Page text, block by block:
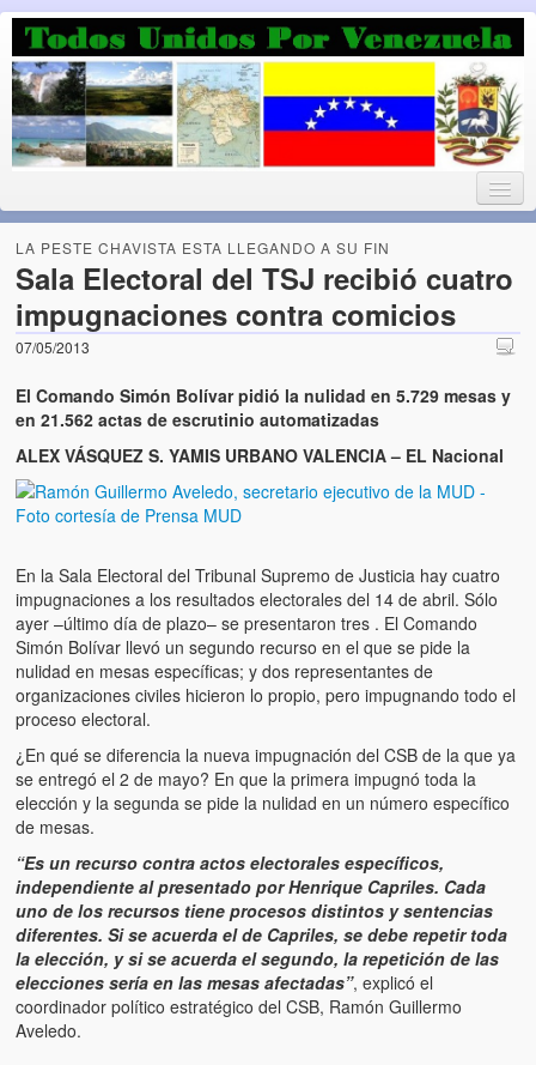
Luchando por la Democracia
Fuera el chavismo, la peor peste que le ha caido a esta tierra
Home
Todos Unidos por Venezuela te da la bienvenida a éste nuestro
Blog. (Todos Unidos por Venezuela welcomes you to our Blog)
Acerca de este blog (About this Blog)
El Tipo y los Rojos en Los Teques (The Jerk and the Reds in
Teques)
Hablé con Chavistas (I spoke with chavistas)
La burla del Chavez “tan amante de los niños” (The mockery of
Los niños de las calles de Venezuela (Children of the streets of
Venezuela)
Luis y El Mono… en armas (Luis and El Mono… armed)
Puente Llaguno, Miraflores… ¿y Lina?
Radio Emisoras y canales de televisión clausurados por el
de Chávez hasta el 2009
Victimas del 11 de abril de 2002
LA PESTE CHAVISTA ESTA LLEGANDO A SU FIN
Sala Electoral del TSJ recibió cuatro
impugnaciones contra comicios
07/05/2013
El Comando Simón Bolívar pidió la nulidad en 5.729 mesas y
en 21.562 actas de escrutinio automatizadas
ALEX VÁSQUEZ S. YAMIS URBANO VALENCIA – EL Nacional
En la Sala Electoral del Tribunal Supremo de Justicia hay cuatro
impugnaciones a los resultados electorales del 14 de abril. Sólo
ayer –último día de plazo– se presentaron tres . El Comando
Simón Bolívar llevó un segundo recurso en el que se pide la
nulidad en mesas específicas; y dos representantes de
organizaciones civiles hicieron lo propio, pero impugnando todo el
proceso electoral.
¿En qué se diferencia la nueva impugnación del CSB de la que ya
se entregó el 2 de mayo? En que la primera impugnó toda la
elección y la segunda se pide la nulidad en un número específico
de mesas.
“Es un recurso contra actos electorales específicos,
independiente al presentado por Henrique Capriles. Cada
uno de los recursos tiene procesos distintos y sentencias
diferentes. Si se acuerda el de Capriles, se debe repetir toda
la elección, y si se acuerda el segundo, la repetición de las
elecciones sería en las mesas afectadas”, explicó el
coordinador político estratégico del CSB, Ramón Guillermo
Aveledo.